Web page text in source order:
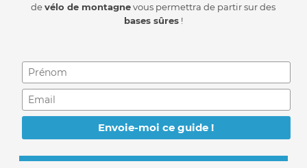
devélo de montagnevous permettra de partir sur des
bases sûres!